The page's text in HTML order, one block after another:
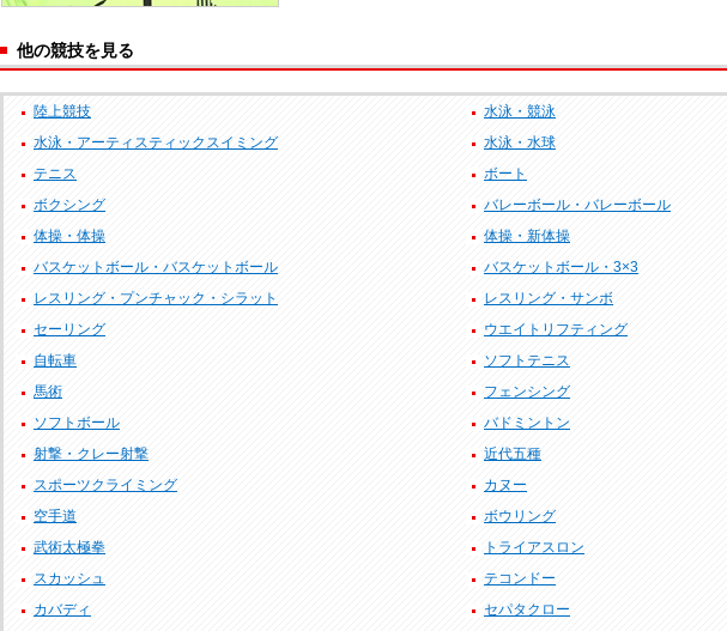
他の競技を見る
陸上競技 水泳・競泳
水泳・アーティスティックスイミング
水泳・水球
テニス
ボート
ボクシング
バレーボール・バレーボール
体操・体操
体操・新体操
バスケットボール・バスケットボール
バスケットボール・3×3
レスリング・プンチャック・シラット
レスリング・サンボ
セーリング
ウエイトリフティング
自転車
ソフトテニス
馬術
フェンシング
ソフトボール
バドミントン
射撃・クレー射撃
近代五種
スポーツクライミング
カヌー
空手道
ボウリング
武術太極拳
トライアスロン
スカッシュ
テコンドー
カバディ
セパタクロー